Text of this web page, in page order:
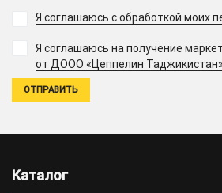
Я соглашаюсь с обработкой моих
Я соглашаюсь на получение
от ДООО «Цеппелин Таджикистан»
Каталог